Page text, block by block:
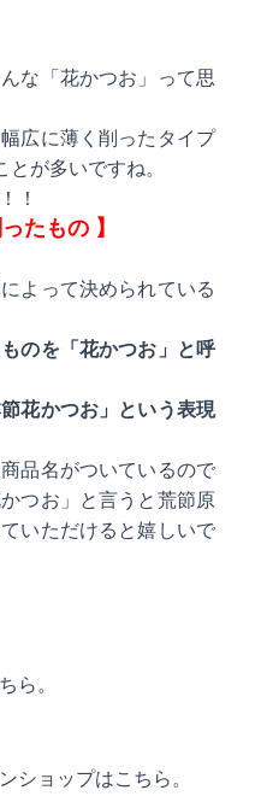
な「花かつお」って思
広に薄く削ったタイプ
が多いですね。
！
たもの 】
よって決められている
のを「花かつお」と呼
花かつお」という表現
品名がついているので
つお」と言うと荒節原
いただけると嬉しいで
ら。
ショップはこちら。